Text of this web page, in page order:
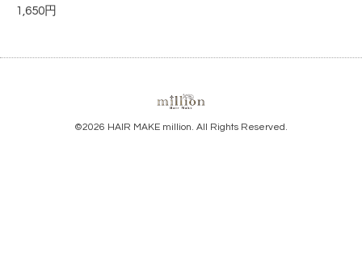
1,650円
©2026 HAIR MAKE million. All Rights Reserved.